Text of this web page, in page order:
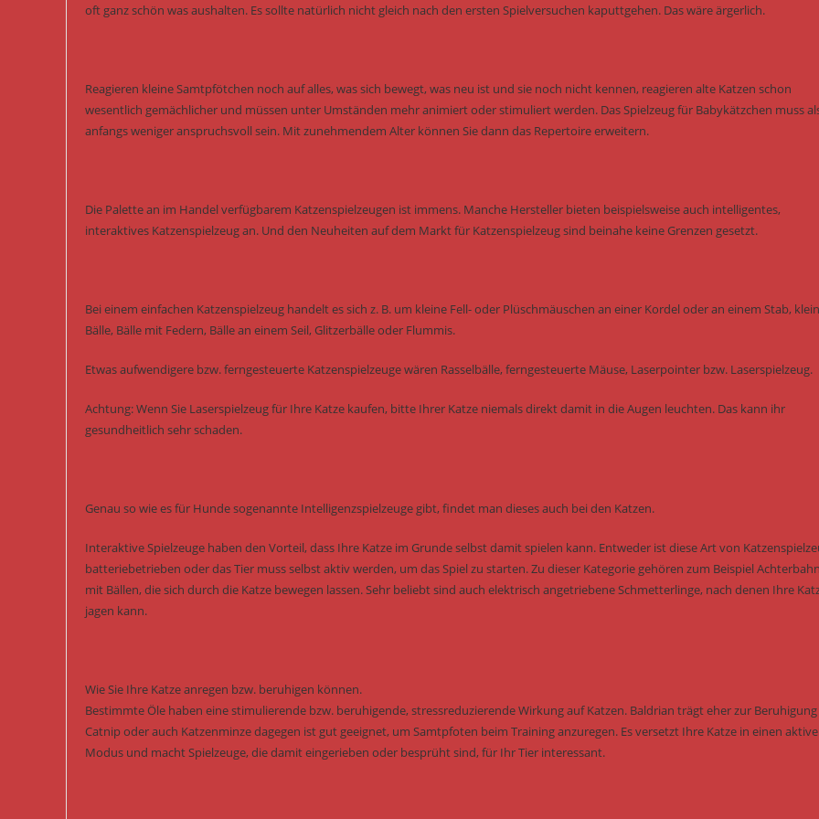
oft ganz schön was aushalten. Es sollte natürlich nicht gleich nach den ersten Spielversuchen kaputtgehen. Das wäre ärgerlich.
Reagieren kleine Samtpfötchen noch auf alles, was sich bewegt, was neu ist und sie noch nicht kennen, reagieren alte Katzen schon
wesentlich gemächlicher und müssen unter Umständen mehr animiert oder stimuliert werden. Das Spielzeug für Babykätzchen muss
anfangs weniger anspruchsvoll sein. Mit zunehmendem Alter können Sie dann das Repertoire erweitern.
Die Palette an im Handel verfügbarem Katzenspielzeugen ist immens. Manche Hersteller bieten beispielsweise auch intelligentes,
interaktives Katzenspielzeug an. Und den Neuheiten auf dem Markt für Katzenspielzeug sind beinahe keine Grenzen gesetzt.
Bei einem einfachen Katzenspielzeug handelt es sich z. B. um kleine Fell- oder Plüschmäuschen an einer Kordel oder an einem Stab,
Bälle, Bälle mit Federn, Bälle an einem Seil, Glitzerbälle oder Flummis.
Etwas aufwendigere bzw. ferngesteuerte Katzenspielzeuge wären Rasselbälle, ferngesteuerte Mäuse, Laserpointer bzw. Laserspielzeug.
Achtung: Wenn Sie Laserspielzeug für Ihre Katze kaufen, bitte Ihrer Katze niemals direkt damit in die Augen leuchten. Das kann ihr
gesundheitlich sehr schaden.
Genau so wie es für Hunde sogenannte Intelligenzspielzeuge gibt, findet man dieses auch bei den Katzen.
Interaktive Spielzeuge haben den Vorteil, dass Ihre Katze im Grunde selbst damit spielen kann. Entweder ist diese Art von
batteriebetrieben oder das Tier muss selbst aktiv werden, um das Spiel zu starten. Zu dieser Kategorie gehören zum Beispiel
mit Bällen, die sich durch die Katze bewegen lassen. Sehr beliebt sind auch elektrisch angetriebene Schmetterlinge, nach denen Ihre
jagen kann.
Wie Sie Ihre Katze anregen bzw. beruhigen können.
Bestimmte Öle haben eine stimulierende bzw. beruhigende, stressreduzierende Wirkung auf Katzen. Baldrian trägt eher zur
Catnip oder auch Katzenminze dagegen ist gut geeignet, um Samtpfoten beim Training anzuregen. Es versetzt Ihre Katze in einen
Modus und macht Spielzeuge, die damit eingerieben oder besprüht sind, für Ihr Tier interessant.